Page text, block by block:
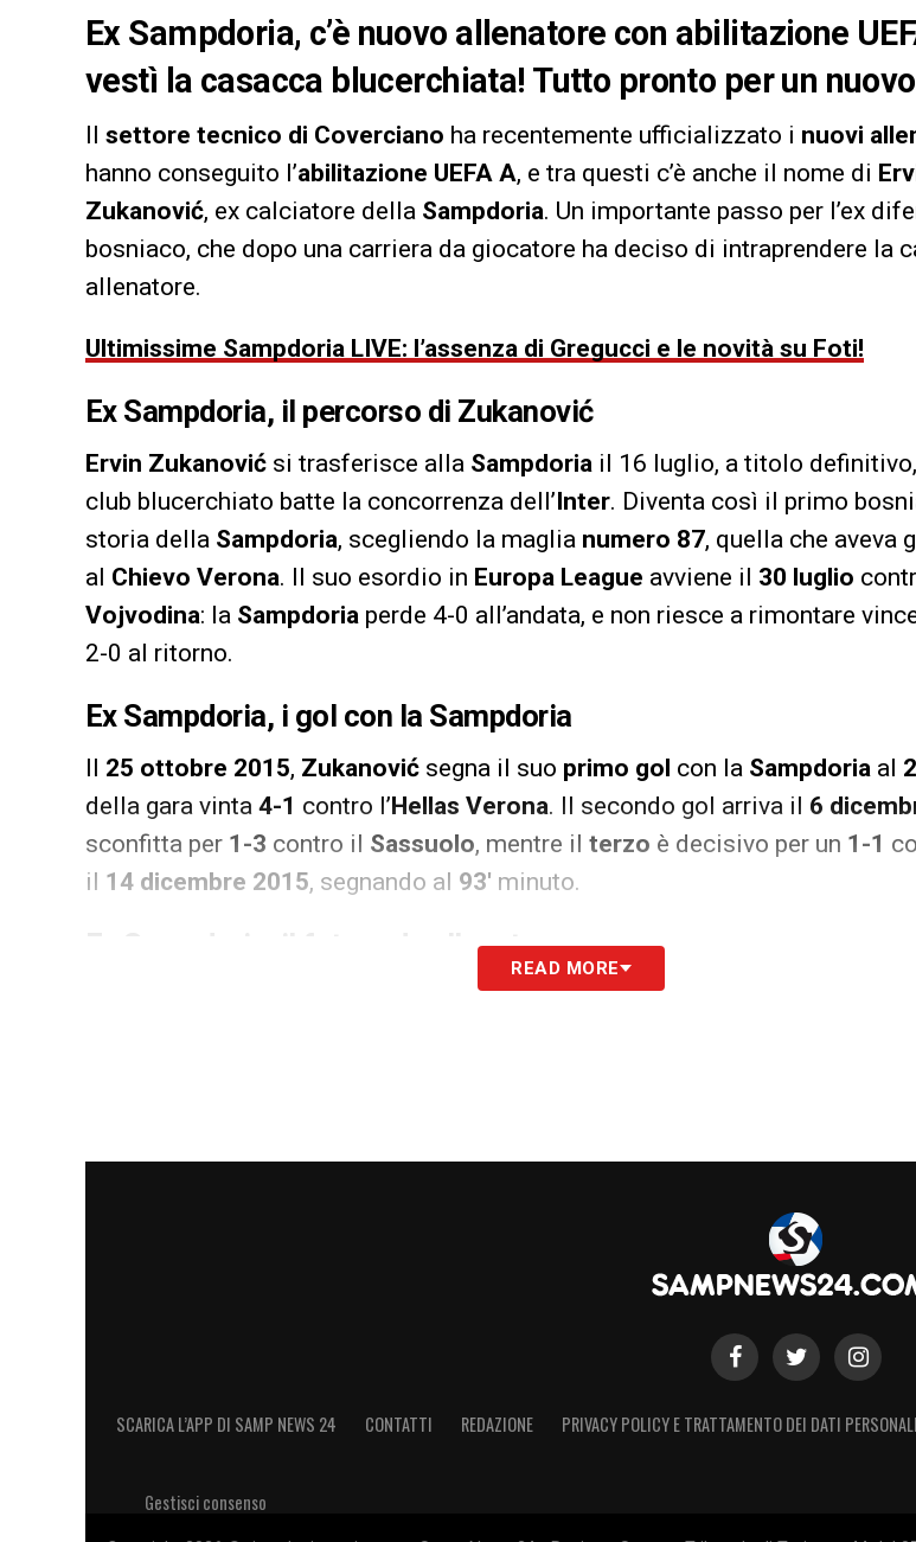
Ex Sampdoria, c’è nuovo allenatore con abilitazione
vestì la casacca blucerchiata! Tutto pronto per un
Il settore tecnico di Coverciano ha recentemente ufficializzato i nuovi
hanno conseguito l’abilitazione UEFA A, e tra questi c’è anche il nome di
Zukanović, ex calciatore della Sampdoria. Un importante passo per l’ex
bosniaco, che dopo una carriera da giocatore ha deciso di intraprendere la
allenatore.
Ultimissime Sampdoria LIVE: l’assenza di Gregucci e le novità su Foti!
Ex Sampdoria, il percorso di Zukanović
Ervin Zukanović si trasferisce alla Sampdoria il 16 luglio, a titolo
club blucerchiato batte la concorrenza dell’Inter. Diventa così il primo
storia della Sampdoria, scegliendo la maglia numero 87, quella che aveva
al Chievo Verona. Il suo esordio in Europa League avviene il 30 luglio
Vojvodina: la Sampdoria perde 4-0 all’andata, e non riesce a rimontare
2-0 al ritorno.
Ex Sampdoria, i gol con la Sampdoria
Il 25 ottobre 2015, Zukanović segna il suo primo gol con la Sampdoria al
della gara vinta 4-1 contro l’Hellas Verona. Il secondo gol arriva il 6
sconfitta per 1-3 contro il Sassuolo, mentre il terzo è decisivo per un 1-1
il 14 dicembre 2015, segnando al 93′ minuto.
futuro da allenatore
Ora, dopo aver completato il percorso per ottenere l’abilitazione UEFA A
READ MORE
SCARICA L’APP DI SAMP NEWS 24 CONTATTI REDAZIONE PRIVACY POLICY E TRATTAMENTO DEI DATI PERSONALI
Gestisci consenso